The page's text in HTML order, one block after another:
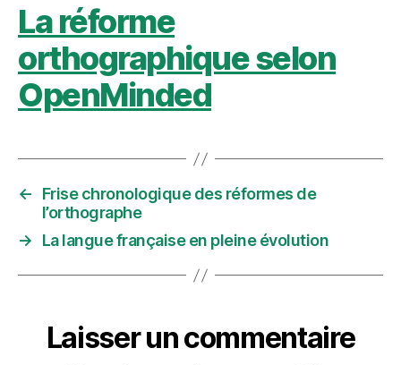
La réforme
orthographique selon
OpenMinded
←
Frise chronologique des réformes de
l’orthographe
→
La langue française en pleine évolution
Laisser un commentaire